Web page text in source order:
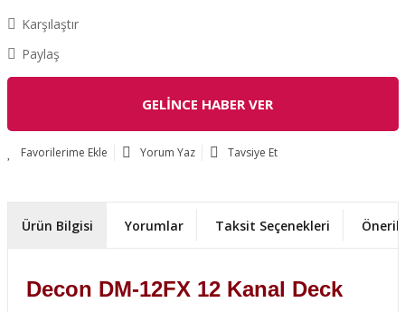
Karşılaştır
Paylaş
GELİNCE HABER VER
Yorum Yaz Tavsiye Et
Ürün Bilgisi Yorumlar Taksit Seçenekleri
Decon DM-12FX 12 Kanal Deck